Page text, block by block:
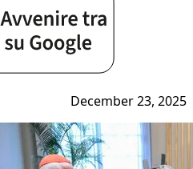
December 23, 2025